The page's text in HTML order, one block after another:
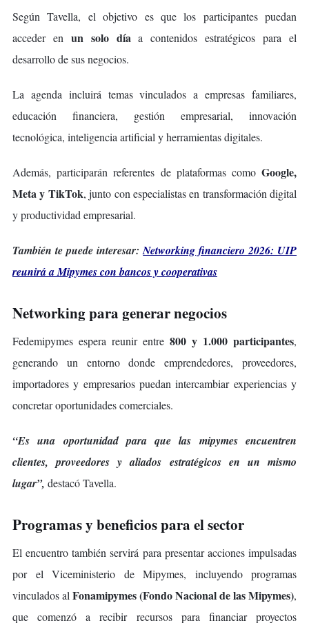
Según Tavella, el objetivo es que los participantes puedan
acceder en un solo díaa contenidos estratégicos para el
desarrollo de sus negocios.
La agenda incluirá temas vinculados a empresas familiares,
educación financiera, gestión empresarial, innovación
tecnológica, inteligencia artificial y herramientas digitales.
Además, participarán referentes de plataformas como Google,
Meta y TikTok, junto con especialistas en transformación digital
y productividad empresarial.
También te puede interesar:Networking financiero 2026: UIP
reunirá a Mipymes con bancos y cooperativas
Networking para generar negocios
Fedemipymes espera reunir entre 800 y 1.000 participantes,
generando un entorno donde emprendedores, proveedores,
importadores y empresarios puedan intercambiar experiencias y
concretar oportunidades comerciales.
“Es una oportunidad para que las mipymes encuentren
clientes, proveedores y aliados estratégicos en un mismo
lugar”, destacó Tavella.
Programas y beneficios para el sector
El encuentro también servirá para presentar acciones impulsadas
por el Viceministerio de Mipymes, incluyendo programas
vinculados alFonamipymes (Fondo Nacional de las Mipymes),
que comenzó a recibir recursos para financiar proyectos